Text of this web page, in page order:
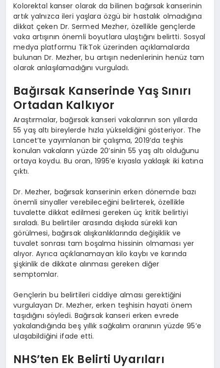
Kolorektal kanser olarak da bilinen bağırsak kanserinin
artık yalnızca ileri yaşlara özgü bir hastalık olmadığına
dikkat çeken Dr. Sermed Mezher, özellikle gençlerde
vaka artışının önemli boyutlara ulaştığını belirtti. Sosyal
medya platformu TikTok üzerinden açıklamalarda
bulunan Dr. Mezher, bu artışın nedenlerinin henüz tam
olarak anlaşılamadığını vurguladı.
Bağırsak Kanserinde Yaş Sınırı
Ortadan Kalkıyor
Araştırmalar, bağırsak kanseri vakalarının son yıllarda
55 yaş altı bireylerde hızla yükseldiğini gösteriyor. The
Lancet’te yayımlanan bir çalışma, 2019’da teşhis
konulan vakaların yüzde 20’sinin 55 yaş altı olduğunu
ortaya koydu. Bu oran, 1995’e kıyasla yaklaşık iki katına
çıktı.
Dr. Mezher, bağırsak kanserinin erken dönemde bazı
önemli sinyaller verebileceğini belirterek, özellikle
tuvalette dikkat edilmesi gereken üç kritik belirtiyi
sıraladı. Bu belirtiler arasında dışkıda sürekli kan
görülmesi, bağırsak alışkanlıklarında değişiklik ve
tuvalet sonrası tam boşalma hissinin olmaması yer
alıyor. Ayrıca açıklanamayan kilo kaybı ve karında
şişkinlik de dikkate alınması gereken diğer
semptomlar.
Gençlerin bu belirtileri ciddiye alması gerektiğini
vurgulayan Dr. Mezher, erken teşhisin hayati önem
taşıdığını söyledi. Bağırsak kanseri erken evrede
yakalandığında beş yıllık sağkalım oranının yüzde 95’e
ulaşabildiğini ifade etti.
NHS’ten Ek Belirti Uyarıları